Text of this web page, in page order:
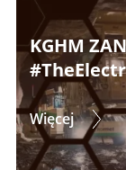
KGHM
Więcej